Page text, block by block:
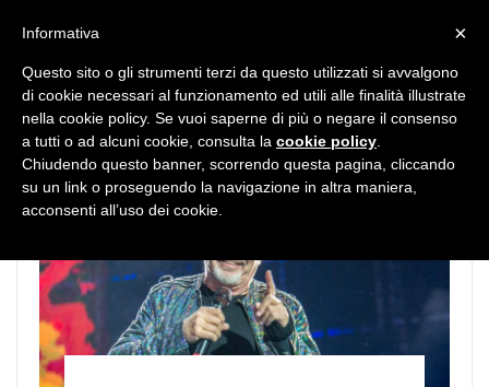
×
Informativa
Questo sito o gli strumenti terzi da questo utilizzati si avvalgono
di cookie necessari al funzionamento ed utili alle finalità illustrate
nella cookie policy. Se vuoi saperne di più o negare il consenso
a tutti o ad alcuni cookie, consulta la cookie policy
Chiudendo questo banner, scorrendo questa pagina, cliccando
su un link o proseguendo la navigazione in altra maniera,
acconsenti all’uso dei cookie.